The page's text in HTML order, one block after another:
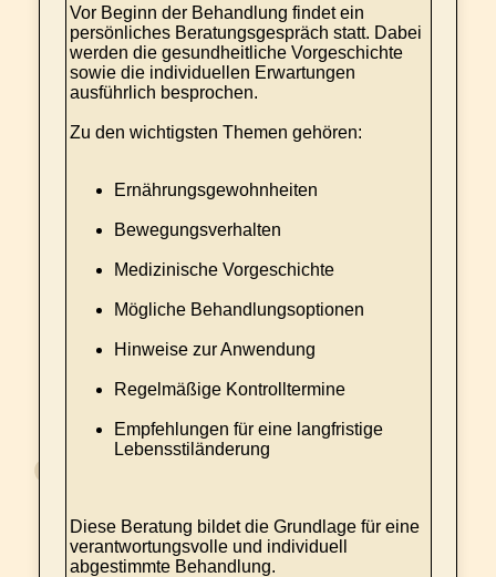
Vor Beginn der Behandlung findet ein
persönliches Beratungsgespräch statt. Dabei
werden die gesundheitliche Vorgeschichte
sowie die individuellen Erwartungen
ausführlich besprochen.
Zu den wichtigsten Themen gehören:
Ernährungsgewohnheiten
Bewegungsverhalten
Medizinische Vorgeschichte
Mögliche Behandlungsoptionen
Hinweise zur Anwendung
Regelmäßige Kontrolltermine
Empfehlungen für eine langfristige
Lebensstiländerung
Diese Beratung bildet die Grundlage für eine
verantwortungsvolle und individuell
abgestimmte Behandlung.